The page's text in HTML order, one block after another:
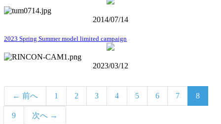
2014/07/14
2023 Spring Summer model limited campaign
2023/03/12
← 前へ 1 2 3 4 5 6 7 8
9 次へ →